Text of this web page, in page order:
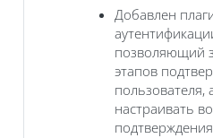
Добавлен
позволяющий
этапов
пользователя,
настраивать